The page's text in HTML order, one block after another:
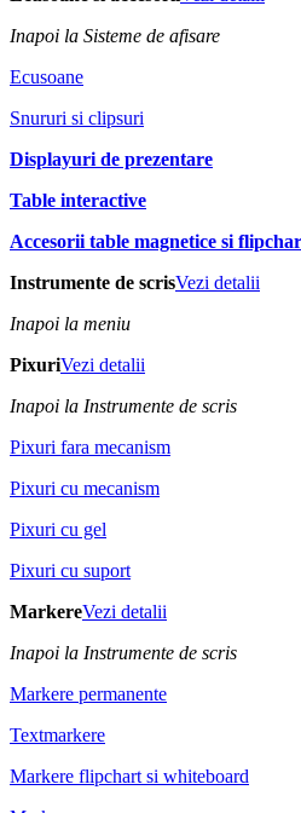
Inapoi la Sisteme de afisare
Ecusoane
Snururi si clipsuri
Displayuri de prezentare
Table interactive
Accesorii table magnetice si
Instrumente de scrisVezi detalii
Inapoi la meniu
PixuriVezi detalii
Inapoi la Instrumente de scris
Pixuri fara mecanism
Pixuri cu mecanism
Pixuri cu gel
Pixuri cu suport
MarkereVezi detalii
Inapoi la Instrumente de scris
Markere permanente
Textmarkere
Markere flipchart si whiteboard